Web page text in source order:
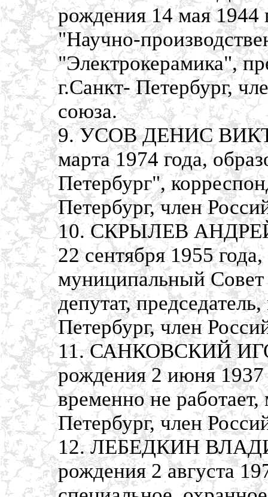
рождения 14 мая 1944
"Научно-
"Электрокерамика",
г.Санкт- Петербург,
союза.
9. УСОВ ДЕНИС
марта 1974 года,
Петербург",
Петербург, член
10. СКРЫЛЕВ
22 сентября 1955
муниципальный Совет
депутат,
Петербург, член
11. САНКОВСКИЙ
рождения 2 июня 1937
временно не
Петербург, член
12. ЛЕБЕДКИН
рождения 2 августа